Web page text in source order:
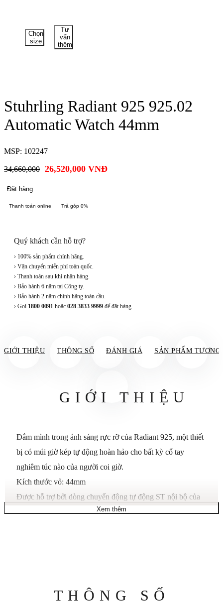
Chọn
size
Tư
vấn
thêm
Stuhrling Radiant 925 925.02
Automatic Watch 44mm
MSP: 102247
34,660,000 26,520,000 VNĐ
Đặt hàng
Thanh toán online Trả góp 0%
Quý khách cần hỗ trợ?
› 100% sản phẩm chính hãng.
› Vận chuyển miễn phí toàn quốc.
› Thanh toán sau khi nhận hàng.
› Bảo hành 6 năm tại Công ty.
› Bảo hành 2 năm chính hãng toàn cầu.
› Gọi 1800 0091 hoặc 028 3833 9999 để đặt hàng.
GIỚI THIỆU THÔNG SỐ ĐÁNH GIÁ SẢN PHẨM TƯƠNG
GIỚI THIỆU
Đắm mình trong ánh sáng rực rỡ của Radiant 925, một thiết
bị có múi giờ kép tự động hoàn hảo cho bất kỳ cổ tay
nghiêm túc nào của người coi giờ.
Kích thước vỏ: 44mm
Được hỗ trợ bởi dòng chuyển động tự động ST nội bộ của
chúng tôi, Radiant 925 xứng đáng với tên gọi của nó với
màu nổi bật trên mặt số có khung.
Được hoàn thiện với dây đeo bằng da cá sấu nổi và
Xem thêm
THÔNG SỐ